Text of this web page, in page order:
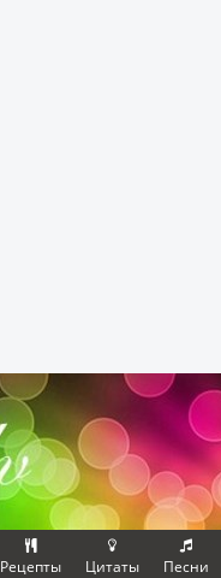
Рецепты Цитаты Песни